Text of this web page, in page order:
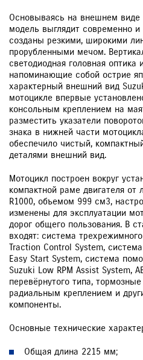
Основываясь на внешнем виде
модель выглядит современно
созданы резкими, широкими
прорубленными мечом.
светодиодная головная
напоминающие собой острие
характерный внешний вид
мотоцикле впервые
консольным креплением на
разместить указатели
знака в нижней части
обеспечило чистый,
деталями внешний вид.
Мотоцикл построен вокруг
компактной раме двигателя от
R1000, объемом 999 см3,
изменены для эксплуатации
дорог общего пользования. В
входят: система
Traction Control System,
Easy Start System, система
Suzuki Low RPM Assist System,
перевёрнутого типа,
радиальным креплением и
компоненты.
Основные технические
Общая длина 2215 мм;